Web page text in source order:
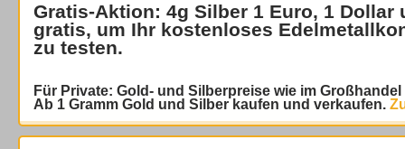
Gratis-Aktion: 4g Silber 1 Euro, 1 Dollar
gratis, um Ihr kostenloses
zu testen.
Für Private: Gold- und Silberpreise wie im
Ab 1 Gramm Gold und Silber kaufen und verkaufen.